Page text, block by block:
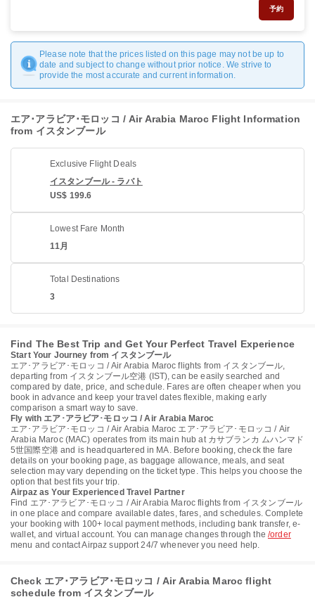
予約
Please note that the prices listed on this page may not be up to
date and subject to change without prior notice. We strive to
provide the most accurate and current information.
エア･アラビア･モロッコ / Air Arabia Maroc Flight Information
from イスタンブール
Exclusive Flight Deals
イスタンブール - ラバト
US$ 199.6
Lowest Fare Month
11月
Total Destinations
3
Find The Best Trip and Get Your Perfect Travel Experience
Start Your Journey from イスタンブール
エア･アラビア･モロッコ / Air Arabia Maroc flights from イスタンブール,
departing from イスタンブール空港 (IST), can be easily searched and
compared by date, price, and schedule. Fares are often cheaper when you
book in advance and keep your travel dates flexible, making early
comparison a smart way to save.
Fly with エア･アラビア･モロッコ / Air Arabia Maroc
エア･アラビア･モロッコ / Air Arabia Maroc エア･アラビア･モロッコ / Air
Arabia Maroc (MAC) operates from its main hub at カサブランカ ムハンマド
5世国際空港 and is headquartered in MA. Before booking, check the fare
details on your booking page, as baggage allowance, meals, and seat
selection may vary depending on the ticket type. This helps you choose the
option that best fits your trip.
Airpaz as Your Experienced Travel Partner
Find エア･アラビア･モロッコ / Air Arabia Maroc flights from イスタンブール
in one place and compare available dates, fares, and schedules. Complete
your booking with 100+ local payment methods, including bank transfer, e-
wallet, and virtual account. You can manage changes through the /order
menu and contact Airpaz support 24/7 whenever you need help.
Check エア･アラビア･モロッコ / Air Arabia Maroc flight
schedule from イスタンブール